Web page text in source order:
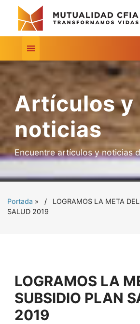
Artículos y
noticias
Encuentre artículos y noticias
Portada »
LOGRAMOS LA META
SALUD 2019
LOGRAMOS LA
SUBSIDIO PLAN
2019